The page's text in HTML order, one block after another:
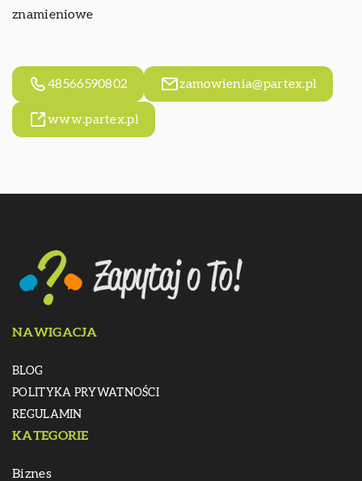
znamieniowe
48566590802 zamowienia@partex.pl
www.partex.pl
NAWIGACJA
BLOG
POLITYKA PRYWATNOŚCI
REGULAMIN
KATEGORIE
Biznes